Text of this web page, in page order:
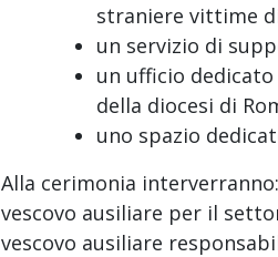
straniere vittime
un servizio di
un ufficio
della diocesi di
uno spazio
Alla cerimonia
vescovo ausiliare per il
vescovo ausiliare